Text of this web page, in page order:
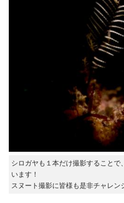
シロガヤも１本だけ撮影することで
います！
スヌート撮影に皆様も是非チャレン